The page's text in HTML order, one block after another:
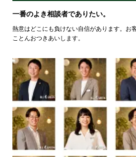
一番のよき相談者でありたい。
熱意はどこにも負けない自信があります。お
ことんおつきあいします。